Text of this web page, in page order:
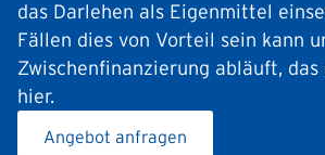
das Darlehen als Eigenmittel
Fällen dies von Vorteil sein kann
Zwischenfinanzierung abläuft, das
hier.
Angebot anfragen